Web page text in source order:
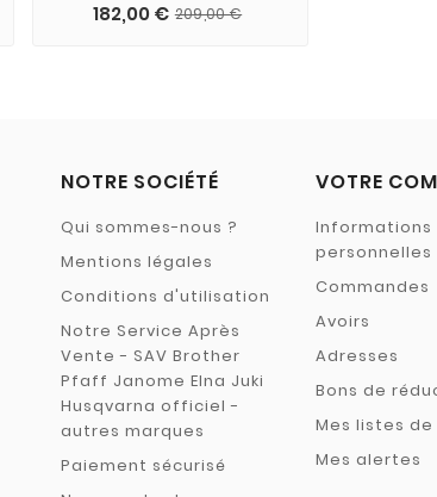
182,00 € 209,00 €
NOTRE SOCIÉTÉ
Qui sommes-nous ?
Mentions légales
Conditions d'utilisation
Notre Service Après
Vente - SAV Brother
Pfaff Janome Elna Juki
Husqvarna officiel -
autres marques
Paiement sécurisé
VOTRE
Informations
personnelles
Commandes
Avoirs
Adresses
Bons de
Mes listes
Mes alertes